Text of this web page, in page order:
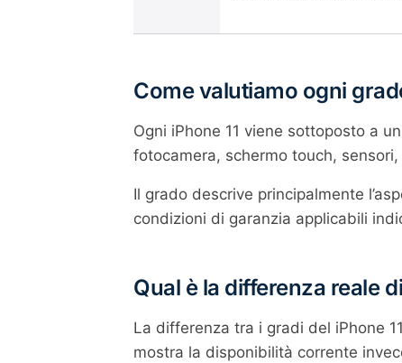
Come valutiamo ogni
Ogni iPhone 11 viene sottoposto a
fotocamera, schermo touch,
Il grado descrive principalmente
condizioni di garanzia applicabili
Qual è la differenza reale
La differenza tra i gradi del iPhone
mostra la disponibilità corrente